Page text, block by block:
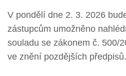
V pondělí dne 2. 3. 2026
zástupcům umožněno
souladu se zákonem č. 500/
ve znění pozdějších předpisů.